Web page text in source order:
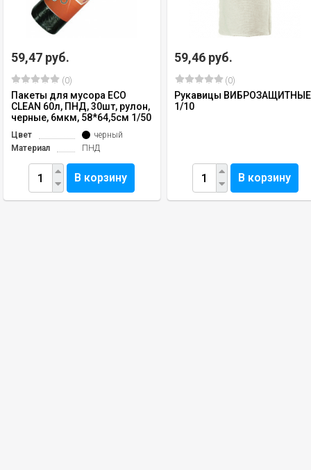
59,47 руб.
(0)
Пакеты для мусора ECO
CLEAN 60л, ПНД, 30шт, рулон,
черные, 6мкм, 58*64,5см 1/50
Цвет
черный
Материал
ПНД
В корзину
59,46 руб.
(0)
Рукавицы ВИБРОЗАЩИТНЫЕ
1/10
В корзину